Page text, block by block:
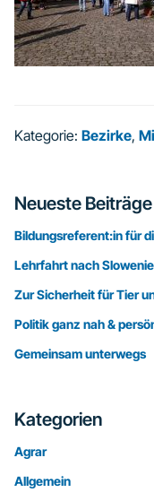
Kategorie: Bezirke,
Seitenspalte
Neueste Beiträge
Bildungsreferent:in für
Lehrfahrt nach
Zur Sicherheit für Tier
Politik ganz nah &
Gemeinsam unterwegs
Kategorien
Agrar
Allgemein